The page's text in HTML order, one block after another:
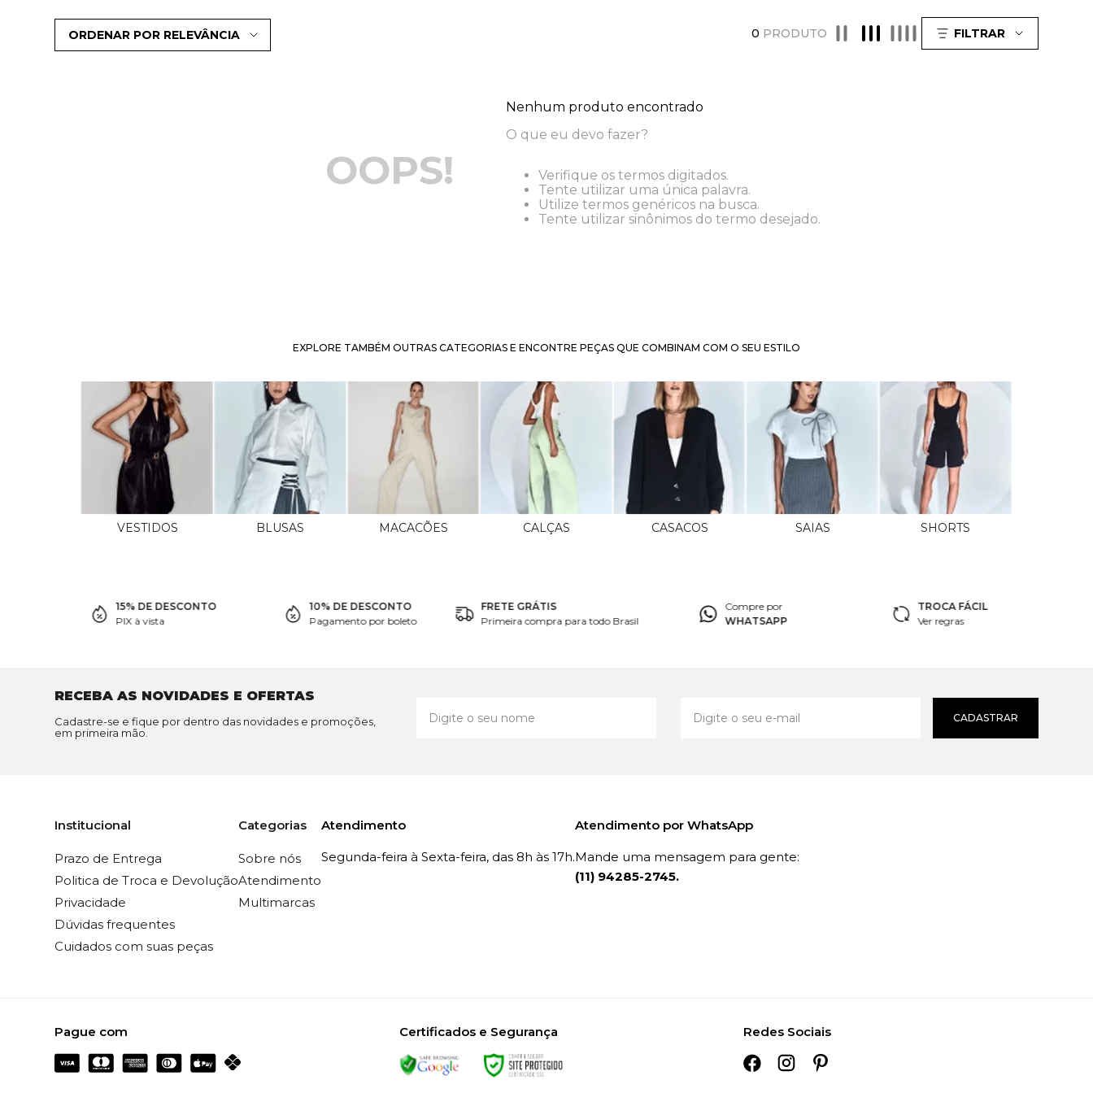
ORDENAR POR RELEVÂNCIA 0 PRODUTO FILTRAR
OOPS!
Nenhum produto encontrado
O que eu devo fazer?
Verifique os termos digitados.
Tente utilizar uma única palavra.
Utilize termos genéricos na busca.
Tente utilizar sinônimos do termo desejado.
EXPLORE TAMBÉM OUTRAS CATEGORIAS E ENCONTRE PEÇAS QUE COMBINAM COM O SEU ESTILO
VESTIDOS BLUSAS MACACÕES CALÇAS CASACOS SAIAS SHORTS
15% DE DESCONTO
PIX à vista
10% DE DESCONTO
Pagamento por boleto
FRETE GRÁTIS
Primeira compra para todo Brasil
Compre por
WHATSAPP
TROCA FÁCIL
Ver regras
RECEBA AS NOVIDADES E OFERTAS
Cadastre-se e fique por dentro das novidades e promoções,
em primeira mão.
CADASTRAR
Institucional
Prazo de Entrega
Politica de Troca e Devolução
Privacidade
Dúvidas frequentes
Cuidados com suas peças
Categorias
Sobre nós
Atendimento
Multimarcas
Atendimento
Segunda-feira à Sexta-feira, das 8h às 17h.
Atendimento por WhatsApp
Mande uma mensagem para gente:
(11) 94285-2745.
Pague com Certificados e Segurança Redes Sociais